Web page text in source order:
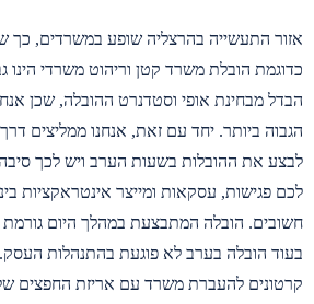
אזור התעשייה בהרצליה שופע במשרדים, כך
כדוגמת הובלת משרד קטן וריהוט משרדי הינו
הבדל מבחינת אופי וסטדנרט ההובלה, שכן
הגבוה ביותר. יחד עם זאת, אנחנו ממליצים
לבצע את ההובלות בשעות הערב ויש לכך
לכם פגישות, עסקאות ומייצר אינטראקציות
חשובים. הובלה המתבצעת במהלך היום
בעוד הובלה בערב לא פוגעת בהתנהלות
קרטונים להעברת משרד עם אריזת החפצים